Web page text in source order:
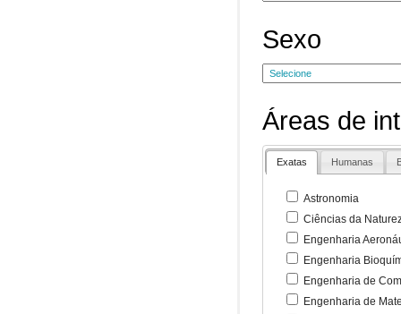
Sexo
Áreas de
Exatas Humanas
Astronomia
Ciências da
Engenharia
Engenharia
Engenharia de
Engenharia de